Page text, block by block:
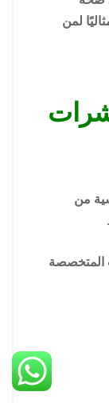
لمن
من
المتخصصة